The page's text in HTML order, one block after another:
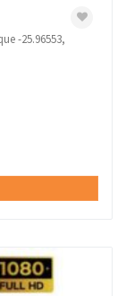
-25.96553,